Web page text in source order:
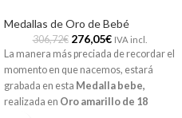
Medallas de Oro de Bebé
306,72€ 276,05€ IVA incl.
La manera más preciada de recordar el
momento en que nacemos, estará
grabada en esta Medalla bebe,
realizada en Oro amarillo de 18